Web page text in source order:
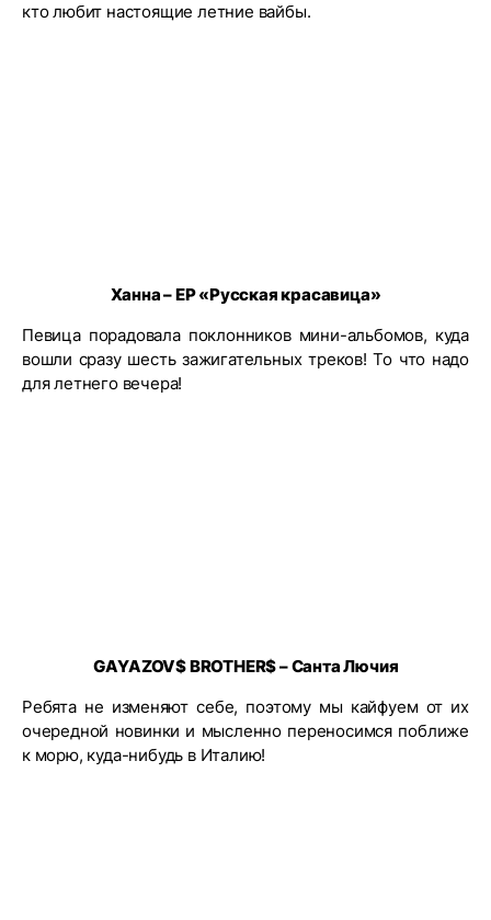
кто любит настоящие летние вайбы.
Ханна – EP «Русская красавица»
Певица порадовала поклонников мини-альбомов, куда
вошли сразу шесть зажигательных треков! То что надо
для летнего вечера!
GAYAZOV$ BROTHER$ – Санта Лючия
Ребята не изменяют себе, поэтому мы кайфуем от их
очередной новинки и мысленно переносимся поближе
к морю, куда-нибудь в Италию!